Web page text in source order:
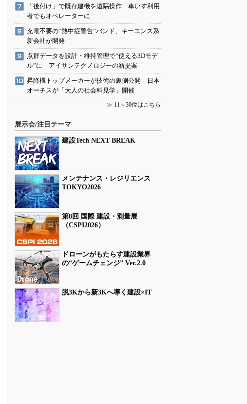
「後付け」で既存建機を遠隔操作 車いす利用
者でもオペレーターに
充電不要の“熱中症警告”バンド、キーエンス系
新会社が開発
点群データを設計・維持管理で“使える3Dモデ
ル”に アイサンテクノロジーの新提案
昇降機トップメーカーが技術の裏側公開 日本
オーチスが「大人の社会科見学」開催
≫ 11～30位はこちら
展示会/注目テーマ
建設Tech NEXT BREAK
メンテナンス・レジリエンス
TOKYO2026
第8回 国際 建設・測量展
（CSPI2026）
ドローンがもたらす建設業界
の“ゲームチェンジ” Ver.2.0
脱3Kから新3Kへ導く建設×IT